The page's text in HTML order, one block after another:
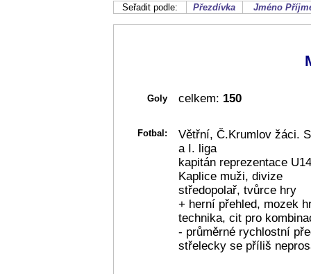
Seřadit podle: Přezdívka Jméno
Goly celkem: 150
Fotbal:
Větřní, Č.Krumlov žáci.
a I. liga
kapitán reprezentace
Kaplice muži, divize
středopolař, tvůrce hry
+ herní přehled, mozek
technika, cit pro
- průměrné rychlostní
střelecky se příliš